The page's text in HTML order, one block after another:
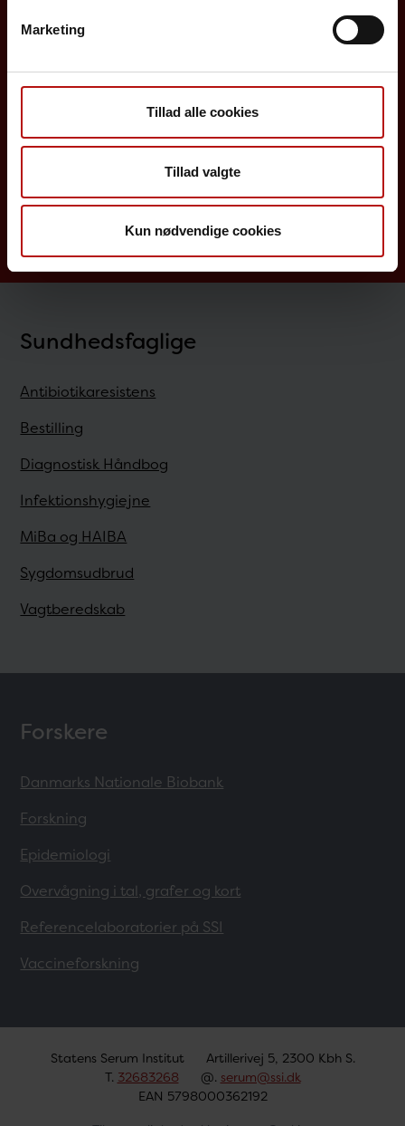
Marketing
Tillad alle cookies
Tillad valgte
Kun nødvendige cookies
Influenzavaccination
Job på SSI
Screening for medfødte sygdomme
Sundhedsfaglige
Antibiotikaresistens
Bestilling
Diagnostisk Håndbog
Infektionshygiejne
MiBa og HAIBA
Sygdomsudbrud
Vagtberedskab
Forskere
Danmarks Nationale Biobank
Forskning
Epidemiologi
Overvågning i tal, grafer og kort
Referencelaboratorier på SSI
Vaccineforskning
Statens Serum Institut
Artillerivej 5, 2300 Kbh S.
T. 32683268 @. serum@ssi.dk
EAN 5798000362192